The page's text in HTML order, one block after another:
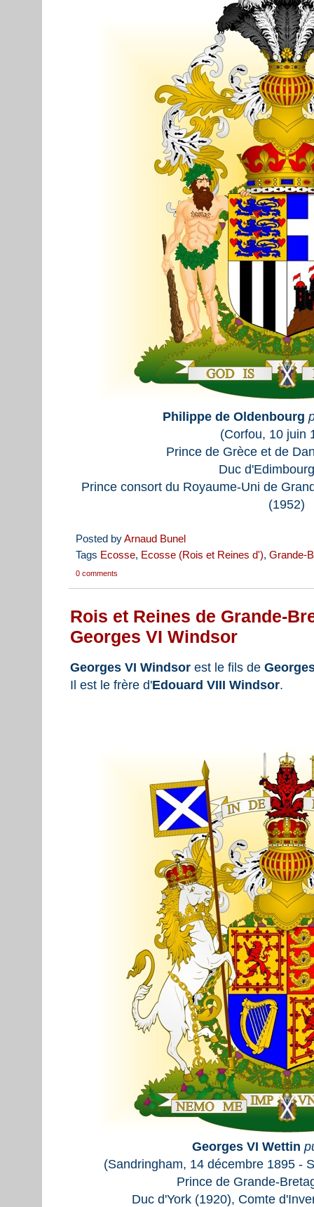
Philippe de Oldenbourg
(Corfou, 10 juin
Prince de Grèce et de
Duc
Prince consort du Royaume-Uni de
(1952)
Posted byArnaud Bunel
Tags Ecosse, Ecosse (Rois et Reines d'), Grande-
0 comments
Rois et Reines de Grande-
Georges VI Windsor
Georges VI Windsor est le fils de
Il est le frère d'Edouard VIII Windsor.
Georges VI Wettin
(Sandringham, 14 décembre 1895 -
Prince de Grande-
Duc d'York (1920), Comte